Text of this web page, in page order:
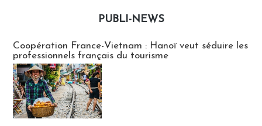
PUBLI-NEWS
Coopération France-Vietnam : Hanoï veut séduire les
professionnels français du tourisme